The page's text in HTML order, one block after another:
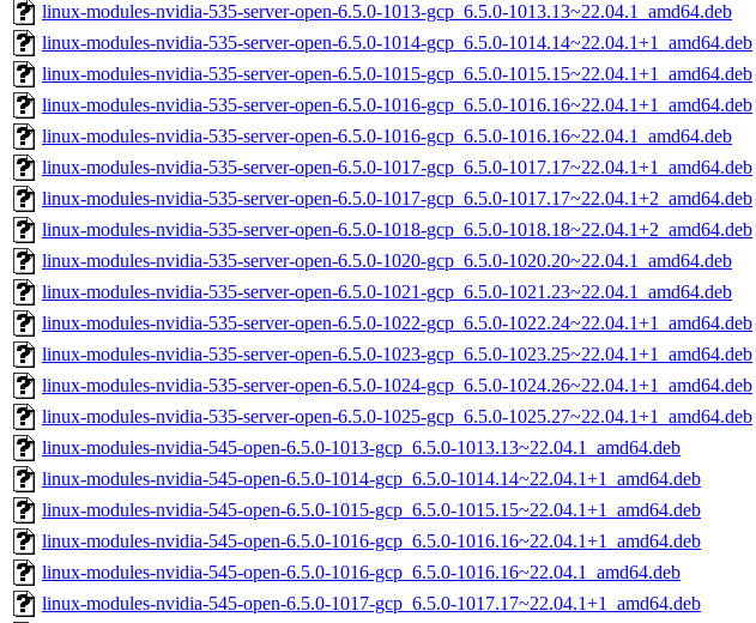
linux-modules-nvidia-535-server-open-6.5.0-1013-gcp_6.5.0-1013.13~22.04.1_amd64.deb
linux-modules-nvidia-535-server-open-6.5.0-1014-gcp_6.5.0-1014.14~22.04.1+1_amd64.deb
linux-modules-nvidia-535-server-open-6.5.0-1015-gcp_6.5.0-1015.15~22.04.1+1_amd64.deb
linux-modules-nvidia-535-server-open-6.5.0-1016-gcp_6.5.0-1016.16~22.04.1+1_amd64.deb
linux-modules-nvidia-535-server-open-6.5.0-1016-gcp_6.5.0-1016.16~22.04.1_amd64.deb
linux-modules-nvidia-535-server-open-6.5.0-1017-gcp_6.5.0-1017.17~22.04.1+1_amd64.deb
linux-modules-nvidia-535-server-open-6.5.0-1017-gcp_6.5.0-1017.17~22.04.1+2_amd64.deb
linux-modules-nvidia-535-server-open-6.5.0-1018-gcp_6.5.0-1018.18~22.04.1+2_amd64.deb
linux-modules-nvidia-535-server-open-6.5.0-1020-gcp_6.5.0-1020.20~22.04.1_amd64.deb
linux-modules-nvidia-535-server-open-6.5.0-1021-gcp_6.5.0-1021.23~22.04.1_amd64.deb
linux-modules-nvidia-535-server-open-6.5.0-1022-gcp_6.5.0-1022.24~22.04.1+1_amd64.deb
linux-modules-nvidia-535-server-open-6.5.0-1023-gcp_6.5.0-1023.25~22.04.1+1_amd64.deb
linux-modules-nvidia-535-server-open-6.5.0-1024-gcp_6.5.0-1024.26~22.04.1+1_amd64.deb
linux-modules-nvidia-535-server-open-6.5.0-1025-gcp_6.5.0-1025.27~22.04.1+1_amd64.deb
linux-modules-nvidia-545-open-6.5.0-1013-gcp_6.5.0-1013.13~22.04.1_amd64.deb
linux-modules-nvidia-545-open-6.5.0-1014-gcp_6.5.0-1014.14~22.04.1+1_amd64.deb
linux-modules-nvidia-545-open-6.5.0-1015-gcp_6.5.0-1015.15~22.04.1+1_amd64.deb
linux-modules-nvidia-545-open-6.5.0-1016-gcp_6.5.0-1016.16~22.04.1+1_amd64.deb
linux-modules-nvidia-545-open-6.5.0-1016-gcp_6.5.0-1016.16~22.04.1_amd64.deb
linux-modules-nvidia-545-open-6.5.0-1017-gcp_6.5.0-1017.17~22.04.1+1_amd64.deb